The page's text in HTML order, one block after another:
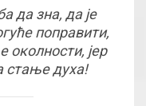
да зна, да је
поправити,
јер
стање духа!